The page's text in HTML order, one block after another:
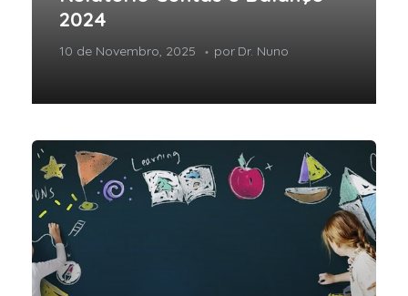
2024
10 de Novembro, 2025 por Dr. Nuno